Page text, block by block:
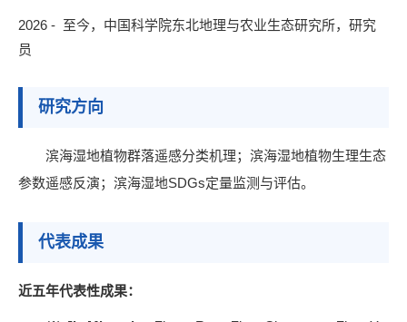
2026 - 至今，中国科学院东北地理与农业生态研究所，研究
员
研究方向
滨海湿地植物群落遥感分类机理；滨海湿地植物生理生态
参数遥感反演；滨海湿地SDGs定量监测与评估。
代表成果
近五年代表性成果：